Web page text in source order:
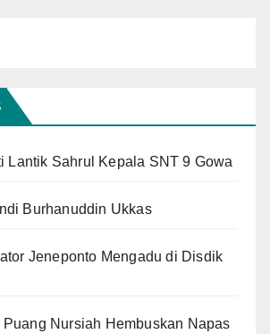
Lantik Sahrul Kepala SNT 9 Gowa
Burhanuddin Ukkas
Jeneponto Mengadu di Disdik
Nursiah Hembuskan Napas